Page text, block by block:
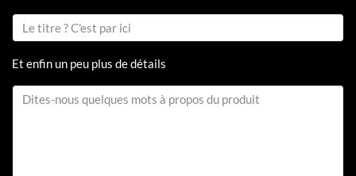
Et enfin un peu plus de détails